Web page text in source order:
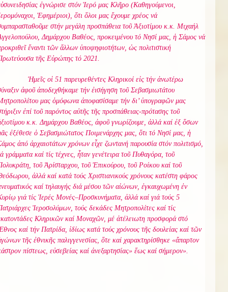
ἐγνώρισε στόν Ἱερό μας Κλῆρο (Καθηγούμενοι,
Ἐφημέριοι), ὅτι ὅλοι μας ἔχουμε χρέος νά
στήν μεγάλη προσπάθεια τοῦ Ἀξιοτίμου κ.κ. Μιχαήλ
Δημάρχου Βαθέος, προκειμένου τό Νησί μας, ἡ Σάμος νά
ἔναντι τῶν ἄλλων ὑποψηφιοτήτων, ὡς πολιτιστική
τῆς Εὐρώπης τό 2021.
Ἡμεῖς οἱ 51 παρευρεθέντες Κληρικοί εἰς τήν ἀνωτέρω
ἀφοῦ ἀποδεχθήκαμε τήν ἐισήγηση τοῦ Σεβασμιωτάτου
μας ὁμόφωνα ἀποφασίσαμε τήν δι’ ὑπογραφῶν μας
ἐπί τοῦ παρόντος αὐτῆς τῆς προσπάθειας-πρότασης τοῦ
κ.κ. Δημάρχου Βαθέος, ἀφοῦ γνωρίζουμε, ἀλλά καί ἐξ ὅσων
ἐξέθεσε ὁ Σεβασμιώτατος Ποιμενάρχης μας, ὅτι τό Νησί μας, ἡ
ἀπό ἀρχαιοτάτων χρόνων εἶχε ζωντανή παρουσία στόν πολιτισμό,
γράμματα καί τίς τέχνες, ἦταν γενέτειρα τοῦ Πυθαγόρα, τοῦ
τοῦ Ἀρίσταρχου, τοῦ Ἐπικούρου, τοῦ Ροίκου καί τοῦ
ἀλλά καί κατά τούς Χριστιανικούς χρόνους κατέστη φάρος
καί τηλαυγής διά μέσου τῶν αἰώνων, ἐγκαυχωμένη ἐν
γιά τίς Ἱερές Μονές–Προσκυνήματα, ἀλλά καί γιά τούς 5
Ἱεροσολύμων, τούς δεκάδες Μητροπολίτες καί τίς
Κληρικῶν καί Μοναχῶν, μέ ἀτέλειωτη προσφορά στό
καί τήν Πατρίδα, ἰδίως κατά τούς χρόνους τῆς δουλείας καί τῶν
τῆς ἐθνικῆς παλιγγενεσίας, ὅτε καί χαρακτηρίσθηκε «ἄπαρτον
πίστεως, εὐσεβείας καί ἀνεξαρτησίας» ἕως καί σήμερον».